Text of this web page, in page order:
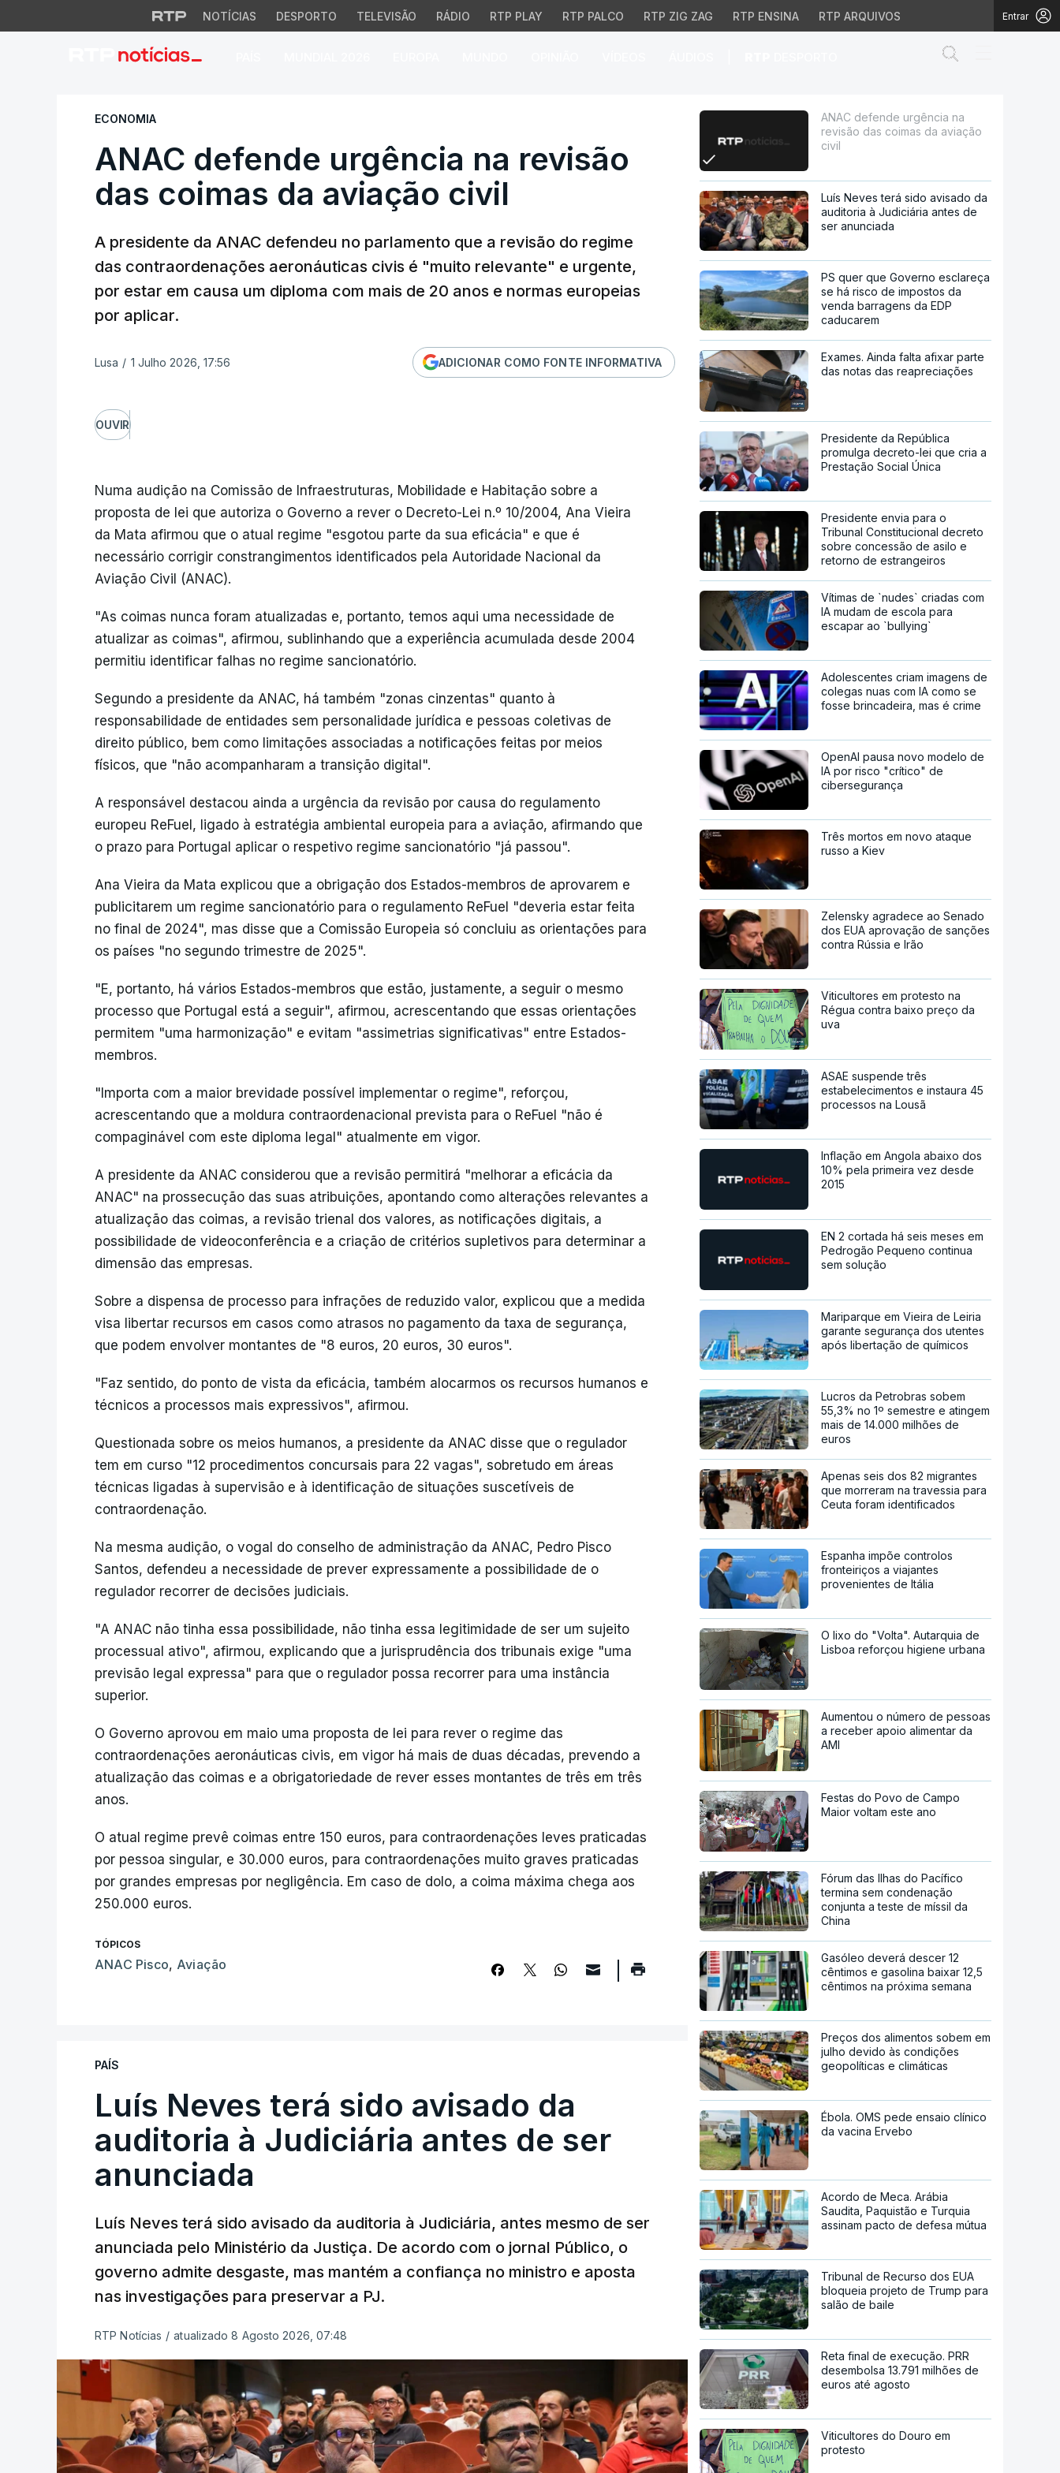
NOTÍCIAS DESPORTO TELEVISÃO RÁDIO RTP PLAY RTP PALCO RTP ZIG ZAG RTP ENSINA RTP ARQUIVOS Entrar
ANAC defende urgência na revisão das coimas da aviação civil
ECONOMIA
ANAC defende urgência na revisão
das coimas da aviação civil
A presidente da ANAC defendeu no parlamento que a revisão do regime
das contraordenações aeronáuticas civis é "muito relevante" e urgente,
por estar em causa um diploma com mais de 20 anos e normas europeias
por aplicar.
Lusa / 1 Julho 2026, 17:56 ADICIONAR COMO FONTE INFORMATIVA
OUVIR
Numa audição na Comissão de Infraestruturas, Mobilidade e Habitação sobre a
proposta de lei que autoriza o Governo a rever o Decreto-Lei n.º 10/2004, Ana Vieira
da Mata afirmou que o atual regime "esgotou parte da sua eficácia" e que é
necessário corrigir constrangimentos identificados pela Autoridade Nacional da
Aviação Civil (ANAC).
"As coimas nunca foram atualizadas e, portanto, temos aqui uma necessidade de
atualizar as coimas", afirmou, sublinhando que a experiência acumulada desde 2004
permitiu identificar falhas no regime sancionatório.
Segundo a presidente da ANAC, há também "zonas cinzentas" quanto à
responsabilidade de entidades sem personalidade jurídica e pessoas coletivas de
direito público, bem como limitações associadas a notificações feitas por meios
físicos, que "não acompanharam a transição digital".
A responsável destacou ainda a urgência da revisão por causa do regulamento
europeu ReFuel, ligado à estratégia ambiental europeia para a aviação, afirmando que
o prazo para Portugal aplicar o respetivo regime sancionatório "já passou".
Ana Vieira da Mata explicou que a obrigação dos Estados-membros de aprovarem e
publicitarem um regime sancionatório para o regulamento ReFuel "deveria estar feita
no final de 2024", mas disse que a Comissão Europeia só concluiu as orientações para
os países "no segundo trimestre de 2025".
"E, portanto, há vários Estados-membros que estão, justamente, a seguir o mesmo
processo que Portugal está a seguir", afirmou, acrescentando que essas orientações
permitem "uma harmonização" e evitam "assimetrias significativas" entre Estados-
membros.
"Importa com a maior brevidade possível implementar o regime", reforçou,
acrescentando que a moldura contraordenacional prevista para o ReFuel "não é
compaginável com este diploma legal" atualmente em vigor.
A presidente da ANAC considerou que a revisão permitirá "melhorar a eficácia da
ANAC" na prossecução das suas atribuições, apontando como alterações relevantes a
atualização das coimas, a revisão trienal dos valores, as notificações digitais, a
possibilidade de videoconferência e a criação de critérios supletivos para determinar a
dimensão das empresas.
Sobre a dispensa de processo para infrações de reduzido valor, explicou que a medida
visa libertar recursos em casos como atrasos no pagamento da taxa de segurança,
que podem envolver montantes de "8 euros, 20 euros, 30 euros".
"Faz sentido, do ponto de vista da eficácia, também alocarmos os recursos humanos e
técnicos a processos mais expressivos", afirmou.
Questionada sobre os meios humanos, a presidente da ANAC disse que o regulador
tem em curso "12 procedimentos concursais para 22 vagas", sobretudo em áreas
técnicas ligadas à supervisão e à identificação de situações suscetíveis de
contraordenação.
Na mesma audição, o vogal do conselho de administração da ANAC, Pedro Pisco
Santos, defendeu a necessidade de prever expressamente a possibilidade de o
regulador recorrer de decisões judiciais.
"A ANAC não tinha essa possibilidade, não tinha essa legitimidade de ser um sujeito
processual ativo", afirmou, explicando que a jurisprudência dos tribunais exige "uma
previsão legal expressa" para que o regulador possa recorrer para uma instância
superior.
O Governo aprovou em maio uma proposta de lei para rever o regime das
contraordenações aeronáuticas civis, em vigor há mais de duas décadas, prevendo a
atualização das coimas e a obrigatoriedade de rever esses montantes de três em três
anos.
O atual regime prevê coimas entre 150 euros, para contraordenações leves praticadas
por pessoa singular, e 30.000 euros, para contraordenações muito graves praticadas
por grandes empresas por negligência. Em caso de dolo, a coima máxima chega aos
250.000 euros.
TÓPICOS
ANAC Pisco, Aviação
PAÍS
Luís Neves terá sido avisado da
auditoria à Judiciária antes de ser
anunciada
Luís Neves terá sido avisado da auditoria à Judiciária, antes mesmo de ser
anunciada pelo Ministério da Justiça. De acordo com o jornal Público, o
governo admite desgaste, mas mantém a confiança no ministro e aposta
nas investigações para preservar a PJ.
RTP Notícias / atualizado 8 Agosto 2026, 07:48
ANAC defende urgência na
revisão das coimas da aviação
civil
Luís Neves terá sido avisado da
auditoria à Judiciária antes de
ser anunciada
PS quer que Governo esclareça
se há risco de impostos da
venda barragens da EDP
caducarem
Exames. Ainda falta afixar parte
das notas das reapreciações
Presidente da República
promulga decreto-lei que cria a
Prestação Social Única
Presidente envia para o
Tribunal Constitucional decreto
sobre concessão de asilo e
retorno de estrangeiros
Vítimas de `nudes` criadas com
IA mudam de escola para
escapar ao `bullying`
Adolescentes criam imagens de
colegas nuas com IA como se
fosse brincadeira, mas é crime
OpenAI pausa novo modelo de
IA por risco "crítico" de
cibersegurança
Três mortos em novo ataque
russo a Kiev
Zelensky agradece ao Senado
dos EUA aprovação de sanções
contra Rússia e Irão
Viticultores em protesto na
Régua contra baixo preço da
uva
ASAE suspende três
estabelecimentos e instaura 45
processos na Lousã
Inflação em Angola abaixo dos
10% pela primeira vez desde
2015
EN 2 cortada há seis meses em
Pedrogão Pequeno continua
sem solução
Mariparque em Vieira de Leiria
garante segurança dos utentes
após libertação de químicos
Lucros da Petrobras sobem
55,3% no 1º semestre e atingem
mais de 14.000 milhões de
euros
Apenas seis dos 82 migrantes
que morreram na travessia para
Ceuta foram identificados
Espanha impõe controlos
fronteiriços a viajantes
provenientes de Itália
O lixo do "Volta". Autarquia de
Lisboa reforçou higiene urbana
Aumentou o número de pessoas
a receber apoio alimentar da
AMI
Festas do Povo de Campo
Maior voltam este ano
Fórum das Ilhas do Pacífico
termina sem condenação
conjunta a teste de míssil da
China
Gasóleo deverá descer 12
cêntimos e gasolina baixar 12,5
cêntimos na próxima semana
Preços dos alimentos sobem em
julho devido às condições
geopolíticas e climáticas
Ébola. OMS pede ensaio clínico
da vacina Ervebo
Acordo de Meca. Arábia
Saudita, Paquistão e Turquia
assinam pacto de defesa mútua
Tribunal de Recurso dos EUA
bloqueia projeto de Trump para
salão de baile
Reta final de execução. PRR
desembolsa 13.791 milhões de
euros até agosto
Viticultores do Douro em
protesto